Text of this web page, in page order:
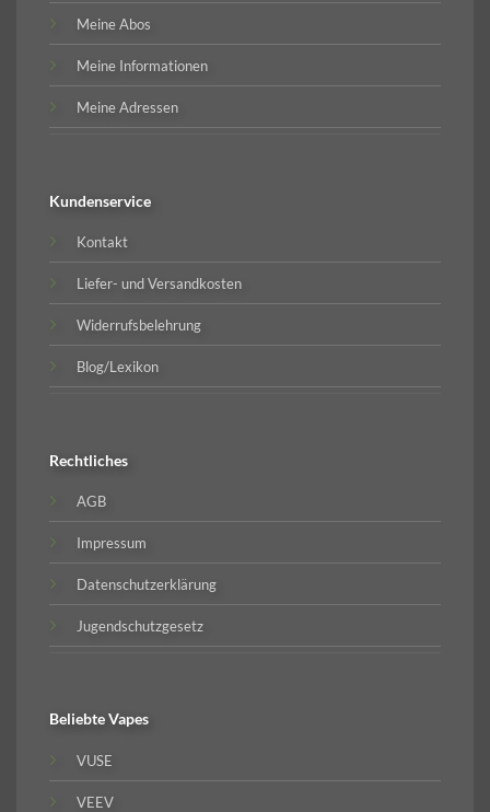
Meine Abos
Meine Informationen
Meine Adressen
Kundenservice
Kontakt
Liefer- und Versandkosten
Widerrufsbelehrung
Blog/Lexikon
Rechtliches
AGB
Impressum
Datenschutzerklärung
Jugendschutzgesetz
BeliebteVapes
VUSE
VEEV